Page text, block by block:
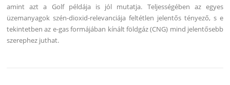
amint azt a Golf példája is jól mutatja. Teljességében az egyes
üzemanyagok szén-dioxid-relevanciája feltétlen jelentős tényező, s e
tekintetben az e-gas formájában kínált földgáz (CNG) mind jelentősebb
szerephez juthat.